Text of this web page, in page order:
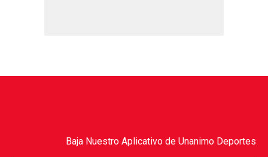
Baja Nuestro Aplicativo de Unanimo Deportes